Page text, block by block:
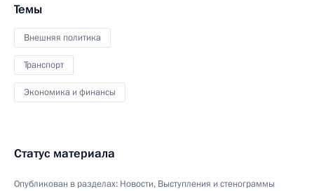
Темы
Внешняя политика
Транспорт
Экономика и финансы
Статус материала
Опубликован в разделах: Новости, Выступления и стенограммы